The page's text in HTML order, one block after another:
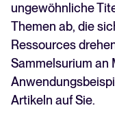
ungewöhnliche
Themen ab, die
Ressources
Sammelsurium an
Artikeln auf Sie.